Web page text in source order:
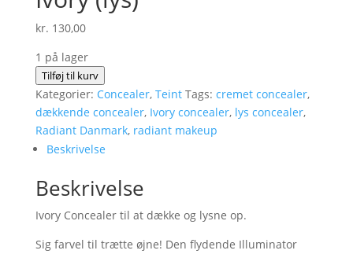
kr. 130,00
1 på lager
Illuminator
Concealer
01
Ivory
(lys)
Tilføj til kurv
Kategorier: Concealer, Teint Tags: cremet concealer,
dækkende concealer, Ivory concealer, lys concealer,
Radiant Danmark, radiant makeup
Beskrivelse
Beskrivelse
Ivory Concealer til at dække og lysne op.
Sig farvel til trætte øjne! Den flydende Illuminator